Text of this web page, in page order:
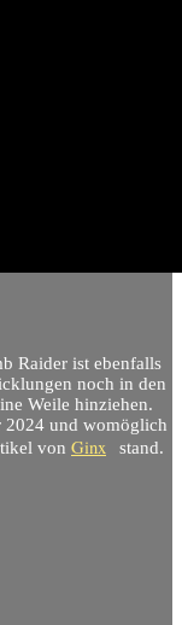
Raider ist ebenfalls
noch in den
Weile hinziehen.
2024 und womöglich
von Ginx
stand.